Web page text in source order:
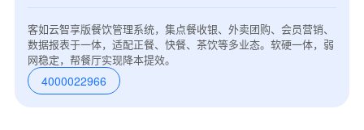
客如云智享版餐饮管理系统，集点餐收银、外卖团购、会员营销、
数据报表于一体，适配正餐、快餐、茶饮等多业态。软硬一体，弱
网稳定，帮餐厅实现降本提效。
4000022966